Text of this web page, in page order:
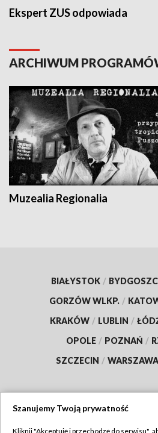
Ekspert ZUS odpowiada
ARCHIWUM
Muzealia Regionalia
BIAŁYSTOK /
GORZÓW WLKP. /
KRAKÓW / LUBLIN /
OPOLE / POZNAŃ /
SZCZECIN / WARSZAWA
Szanujemy Twoją prywatność
Kliknij "Akceptuję i przechodzę do serwisu",